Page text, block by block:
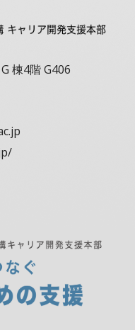
棟4階 G406